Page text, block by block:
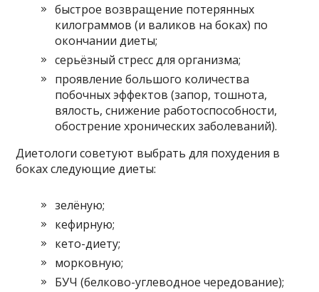
быстрое возвращение потерянных
килограммов (и валиков на боках) по
окончании диеты;
серьёзный стресс для организма;
проявление большого количества
побочных эффектов (запор, тошнота,
вялость, снижение работоспособности,
обострение хронических заболеваний).
Диетологи советуют выбрать для похудения в
боках следующие диеты:
зелёную;
кефирную;
кето-диету;
морковную;
БУЧ (белково-углеводное чередование);